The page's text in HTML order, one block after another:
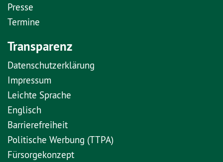
Presse
Termine
Transparenz
Datenschutzerklärung
Impressum
Leichte Sprache
Englisch
Barrierefreiheit
Politische Werbung (TTPA)
Fürsorgekonzept